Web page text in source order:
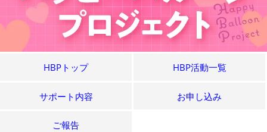
HBPトップ HBP活動一覧
サポート内容 お申し込み
ご報告